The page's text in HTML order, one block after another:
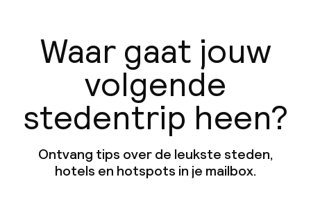
Waar gaat jouw
volgende
stedentrip heen?
Ontvang tips over de leukste steden,
hotels en hotspots in je mailbox.